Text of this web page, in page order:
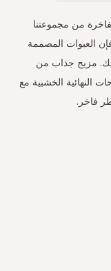
من مجموعتنا
فإن العبوات المصممة
مزيج جذاب من
النهائية الخشبية مع
فاخر.